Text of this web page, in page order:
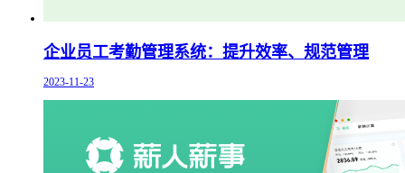
企业员工考勤管理系统：提升效率、规范管理
2023-11-23